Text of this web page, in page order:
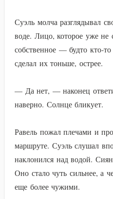
Суэль молча разглядывал
воде. Лицо, которое уже не
собственное — будто кто-
сделал их тоньше, острее.
— Да нет, — наконец
наверно. Солнце бликует.
Равель пожал плечами и
маршруте. Суэль слушал
наклонился над водой.
Оно стало чуть сильнее, а
еще более чужими.